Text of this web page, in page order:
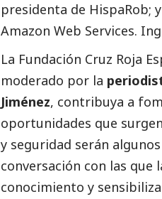
presidenta de HispaRob; y
Amazon Web Services.
La Fundación Cruz Roja
moderado por la
Jiménez, contribuya a
oportunidades que
y seguridad serán
conversación con las que
conocimiento y